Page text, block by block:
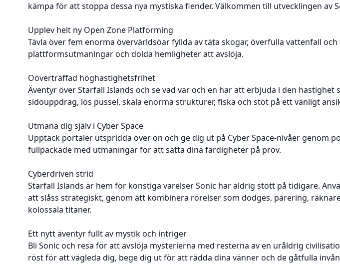
kämpa för att stoppa dessa nya mystiska fiender. Välkommen till utvecklingen av
Upplev helt ny Open Zone Platforming
Tävla över fem enorma övervärldsöar fyllda av täta skogar, överfulla vattenfall
plattformsutmaningar och dolda hemligheter att avslöja.
Oöverträffad höghastighetsfrihet
Äventyr över Starfall Islands och se vad var och en har att erbjuda i den
sidouppdrag, lös pussel, skala enorma strukturer, fiska och stöt på ett vänligt
Utmana dig själv i Cyber Space
Upptäck portaler utspridda över ön och ge dig ut på Cyber Space-nivåer
fullpackade med utmaningar för att sätta dina färdigheter på prov.
Cyberdriven strid
Starfall Islands är hem för konstiga varelser Sonic har aldrig stött på tidigare.
att slåss strategiskt, genom att kombinera rörelser som dodges, parering,
kolossala titaner.
Ett nytt äventyr fullt av mystik och intriger
Bli Sonic och resa för att avslöja mysterierna med resterna av en uråldrig
röst för att vägleda dig, bege dig ut för att rädda dina vänner och de gåtfulla